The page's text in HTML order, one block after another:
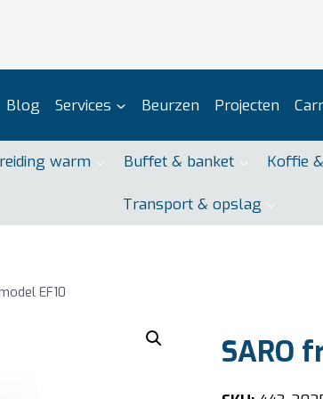
Blog Services Beurzen Projecten
warm Buffet & banket Koffie
Transport & opslag
EF10
SARO